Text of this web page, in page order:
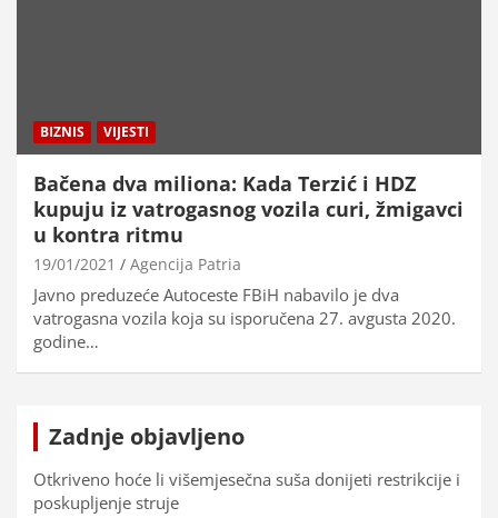
BIZNIS VIJESTI
Bačena dva miliona: Kada Terzić i HDZ
kupuju iz vatrogasnog vozila curi, žmigavci
u kontra ritmu
19/01/2021 Agencija Patria
Javno preduzeće Autoceste FBiH nabavilo je dva
vatrogasna vozila koja su isporučena 27. avgusta 2020.
godine…
Zadnje objavljeno
Otkriveno hoće li višemjesečna suša donijeti restrikcije i
poskupljenje struje